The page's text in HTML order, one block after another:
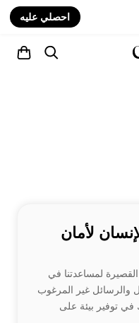
احصلي عليه
لأمان
لمساعدتنا في
والرسائل غير المرغوب
في توفير بيئة على